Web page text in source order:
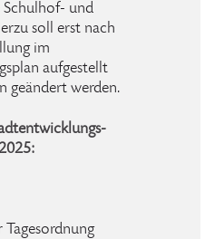
und
soll erst nach
im
aufgestellt
geändert werden.
Tagesordnung